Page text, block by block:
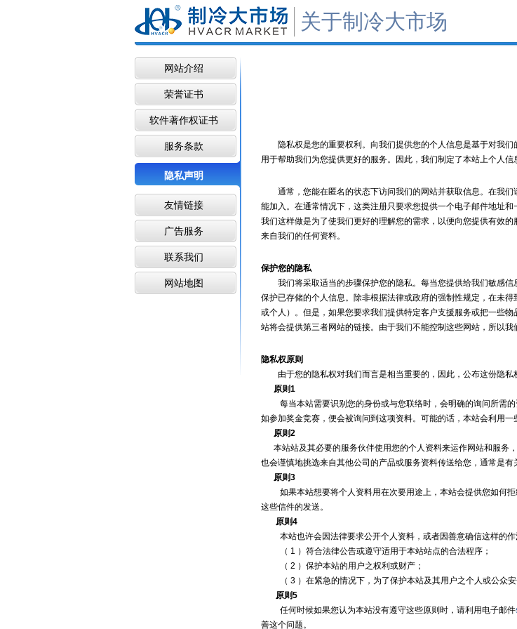
关于制冷大市场
网站介绍
荣誉证书
软件著作权证书
服务条款
隐私声明
友情链接
广告服务
联系我们
网站地图
隐私权是您的重要权利。向我们提供您的个人信息是基于对我们
用于帮助我们为您提供更好的服务。因此，我们制定了本站上个人
通常，您能在匿名的状态下访问我们的网站并获取信息。在我们
能加入。在通常情况下，这类注册只要求您提供一个电子邮件地址
我们这样做是为了使我们更好的理解您的需求，以便向您提供有效
来自我们的任何资料。
保护您的隐私
我们将采取适当的步骤保护您的隐私。每当您提供给我们敏感信
保护已存储的个人信息。除非根据法律或政府的强制性规定，在未
或个人）。但是，如果您要求我们提供特定客户支援服务或把一些
站将会提供第三者网站的链接。由于我们不能控制这些网站，所以我
隐私权原则
由于您的隐私权对我们而言是相当重要的，因此，公布这份隐私
原则1
每当本站需要识别您的身份或与您联络时，会明确的询问所需的
如参加奖金竞赛，便会被询问到这项资料。可能的话，本站会利用一
原则2
本站站及其必要的服务伙伴使用您的个人资料来运作网站和服务
也会谨慎地挑选来自其他公司的产品或服务资料传送给您，通常是
原则3
如果本站想要将个人资料用在次要用途上，本站会提供您如何拒
这些信件的发送。
原则4
本站也许会因法律要求公开个人资料，或者因善意确信这样的作
（ 1 ）符合法律公告或遵守适用于本站站点的合法程序；
（ 2 ）保护本站的用户之权利或财产；
（ 3 ）在紧急的情况下，为了保护本站及其用户之个人或公众安
原则5
任何时候如果您认为本站没有遵守这些原则时，请利用电子邮件
善这个问题。